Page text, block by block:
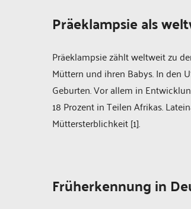
Präeklampsie als
Präeklampsie zählt weltweit zu
Müttern und ihren Babys. In den
Geburten. Vor allem in
18 Prozent in Teilen Afrikas.
Müttersterblichkeit [1].
Früherkennung in